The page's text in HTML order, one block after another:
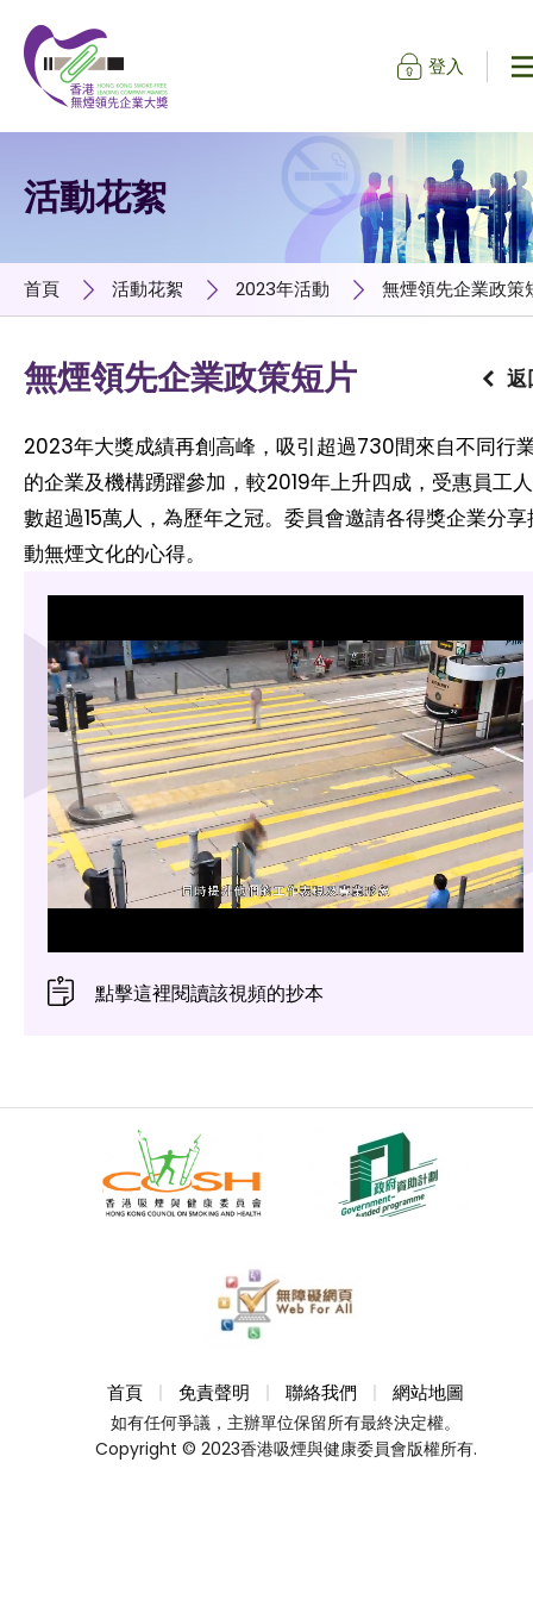
登入
活動花絮
首頁 活動花絮 2023年活動 無煙領先企業政策
無煙領先企業政策短片 返
2023年大獎成績再創高峰，吸引超過730間來自不同行
的企業及機構踴躍參加，較2019年上升四成，受惠員工人
數超過15萬人，為歷年之冠。委員會邀請各得獎企業分享
動無煙文化的心得。
點擊這裡閱讀該視頻的抄本
首頁 免責聲明 聯絡我們 網站地圖
如有任何爭議，主辦單位保留所有最終決定權。
Copyright © 2023香港吸煙與健康委員會版權所有.